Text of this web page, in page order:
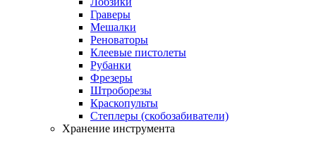
Граверы
Мешалки
Реноваторы
Клеевые пистолеты
Рубанки
Фрезеры
Штроборезы
Краскопульты
Степлеры (скобозабиватели)
Хранение инструмента